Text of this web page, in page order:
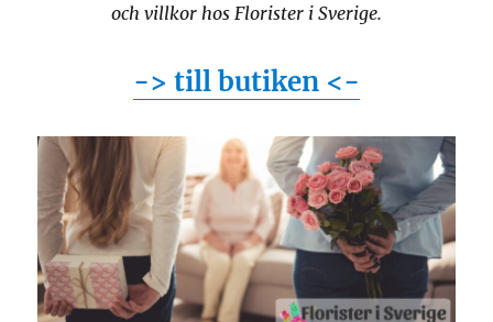
och villkor hos Florister i Sverige.
-> till butiken <-